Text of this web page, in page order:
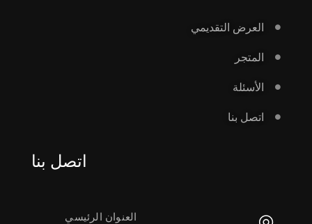
العرض التقديمي
المتجر
الأسئلة
اتصل بنا
اتصل بنا
العنوان الرئيسي